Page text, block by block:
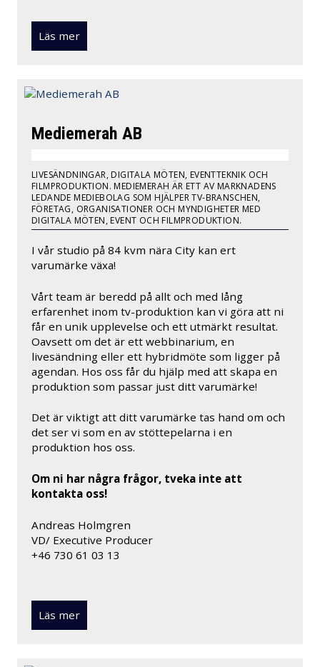
Läs mer
Mediemerah AB
LIVESÄNDNINGAR, DIGITALA MÖTEN, EVENTTEKNIK OCH
FILMPRODUKTION. MEDIEMERAH ÄR ETT AV MARKNADENS
LEDANDE MEDIEBOLAG SOM HJÄLPER TV-BRANSCHEN,
FÖRETAG, ORGANISATIONER OCH MYNDIGHETER MED
DIGITALA MÖTEN, EVENT OCH FILMPRODUKTION.
I vår studio på 84 kvm nära City kan ert
varumärke växa!
Vårt team är beredd på allt och med lång
erfarenhet inom tv-produktion kan vi göra att ni
får en unik upplevelse och ett utmärkt resultat.
Oavsett om det är ett webbinarium, en
livesändning eller ett hybridmöte som ligger på
agendan. Hos oss får du hjälp med att skapa en
produktion som passar just ditt varumärke!
Det är viktigt att ditt varumärke tas hand om och
det ser vi som en av stöttepelarna i en
produktion hos oss.
Om ni har några frågor, tveka inte att
kontakta oss!
Andreas Holmgren
VD/ Executive Producer
+46 730 61 03 13
Läs mer